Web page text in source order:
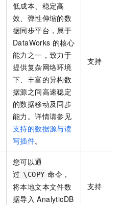
低成本、稳定高
效、弹性伸缩的数
据同步平台，属于
DataWorks 的核心
能力之一，致力于
提供复杂网络环境
下、丰富的异构数
据源之间高速稳定
的数据移动及同步
能力。详情请参见
支持的数据源与读
写插件。
支持
您可以通
过 \COPY 命令，
将本地文本文件数
据导入 AnalyticDB
支持